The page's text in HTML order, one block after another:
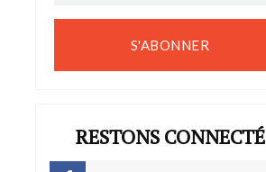
S'ABONNER
RESTONS CONNECTÉ